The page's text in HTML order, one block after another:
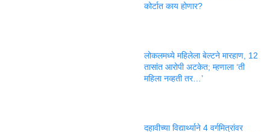
कोर्टात काय होणार?
लोकलमध्ये महिलेला बेल्टने मारहाण, 12
तासांत आरोपी अटकेत; म्हणाला ‘ती
महिला नव्हती तर…’
दहावीच्या विद्यार्थ्याने 4 वर्गमित्रांवर